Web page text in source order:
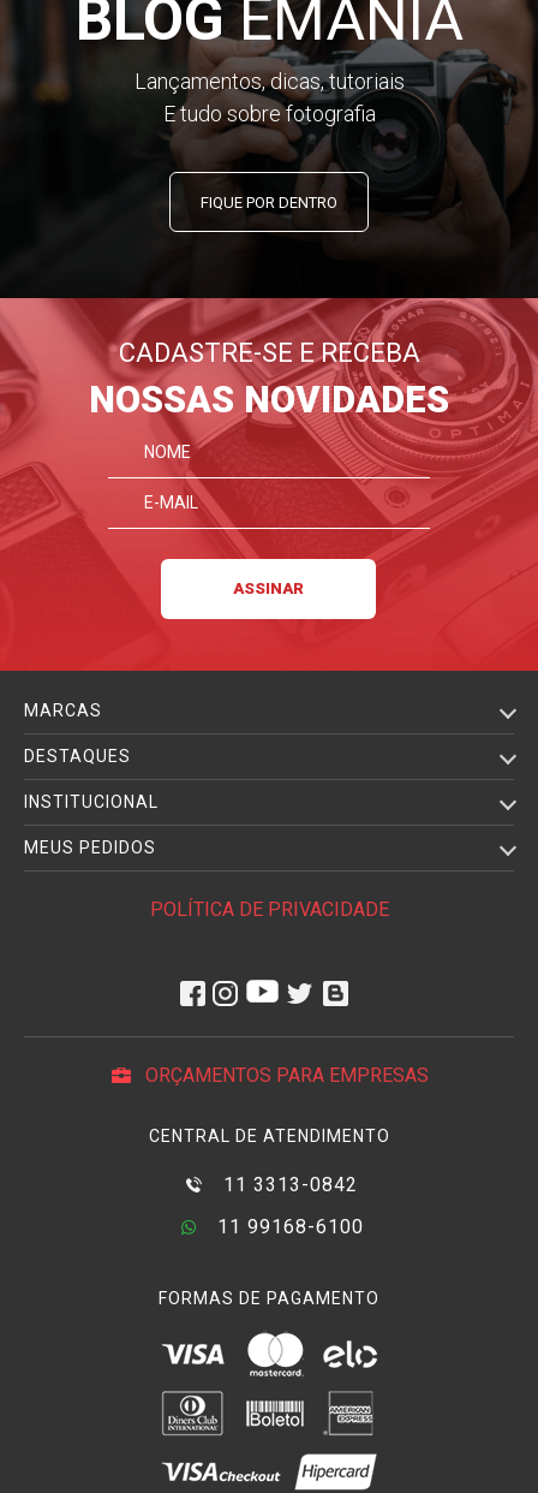
BLOGEMANIA
Lançamentos, dicas, tutoriais
E tudo sobre fotografia
FIQUE POR DENTRO
CADASTRE-SE E RECEBA
NOSSAS NOVIDADES
MARCAS
DESTAQUES
INSTITUCIONAL
MEUS PEDIDOS
POLÍTICA DE PRIVACIDADE
ORÇAMENTOS PARA EMPRESAS
CENTRAL DE ATENDIMENTO
11 3313-0842
11 99168-6100
FORMAS DE PAGAMENTO